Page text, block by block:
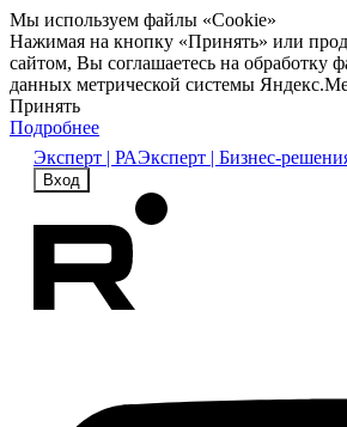
Мы используем файлы «Cookie»
Нажимая на кнопку «Принять» или
сайтом, Вы соглашаетесь на обработку
данных метрической системы
Принять
Подробнее
Эксперт | РАЭксперт | Бизнес-
Вход